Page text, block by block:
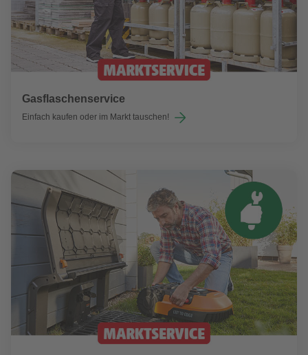
Gasflaschenservice
Einfach kaufen oder im Markt tauschen!